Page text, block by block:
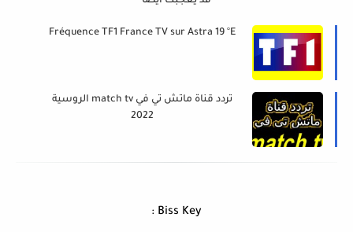
Fréquence TF1 France TV sur Astra 19 °E
تردد قناة ماتش تي في match tv الروسية
2022
Biss Key :